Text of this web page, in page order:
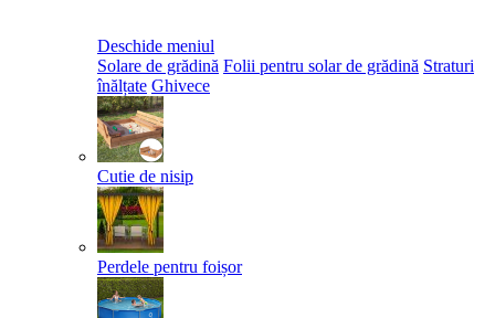
Deschide meniul
Solare de grădină Folii pentru solar de grădină Straturi
înălțate Ghivece
Cutie de nisip
Perdele pentru foișor